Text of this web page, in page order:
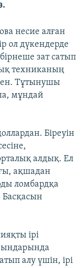
несие алған
ол дүкендерде
зат сатып
техниканың
Тұтынушы
мұндай
Біреуін
алдық. Ел
ақшадан
ломбардқа
Басқасын
ірі
алу үшін, ірі